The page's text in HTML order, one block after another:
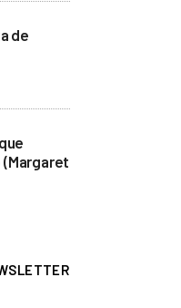
de
(Margaret